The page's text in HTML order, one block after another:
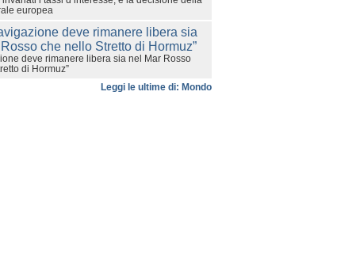
europea
deve rimanere libera sia nel Mar Rosso
di Hormuz”
Leggi le ultime di: Mondo